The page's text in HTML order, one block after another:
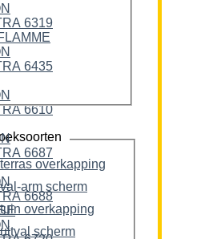
terras overkapping
val-arm scherm
tuin overkapping
uitval scherm